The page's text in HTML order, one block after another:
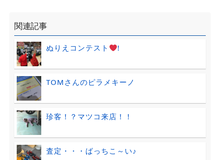
関連記事
ぬりえコンテスト !
TOMさんのピラメキーノ
珍客！？マツコ来店！！
査定・・・ばっちこ～い♪